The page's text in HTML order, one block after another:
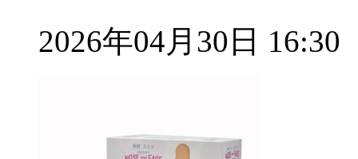
2026年04月30日 16:30